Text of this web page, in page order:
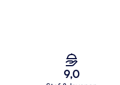
9,0